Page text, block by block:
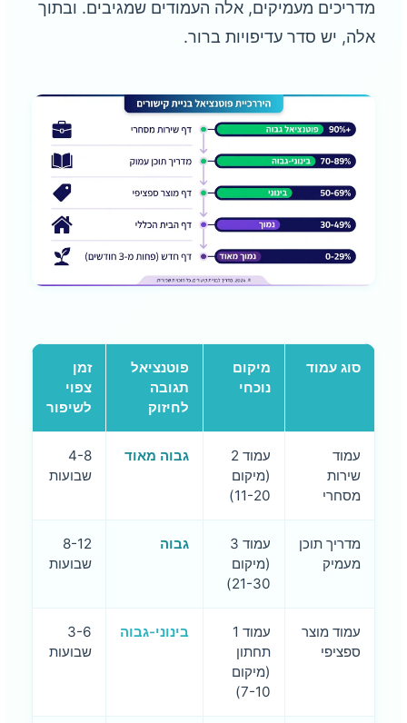
מדריכים מעמיקים, אלה העמודים שמגיבים. ובתוך
אלה, יש סדר עדיפויות ברור.
סוג עמוד
מיקום
נוכחי
פוטנציאל
תגובה
לחיזוק
זמן
צפוי
לשיפור
עמוד
שירות
מסחרי
עמוד 2
(מיקום
11-20)
גבוה מאוד
4-8
שבועות
מדריך תוכן
מעמיק
עמוד 3
(מיקום
21-30)
גבוה
8-12
שבועות
עמוד מוצר
ספציפי
עמוד 1
תחתון
(מיקום
7-10)
בינוני-גבוה
3-6
שבועות